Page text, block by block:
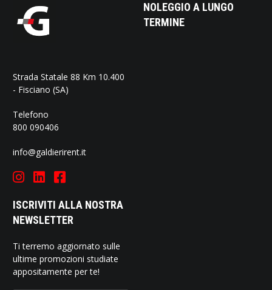
Strada Statale 88 Km 10.400
- Fisciano (SA)
Telefono
800 090406
info@galdierirent.it
ISCRIVITI ALLA NOSTRA
NEWSLETTER
Ti terremo aggiornato sulle
ultime promozioni studiate
appositamente per te!
NOLEGGIO A LUNGO
TERMINE